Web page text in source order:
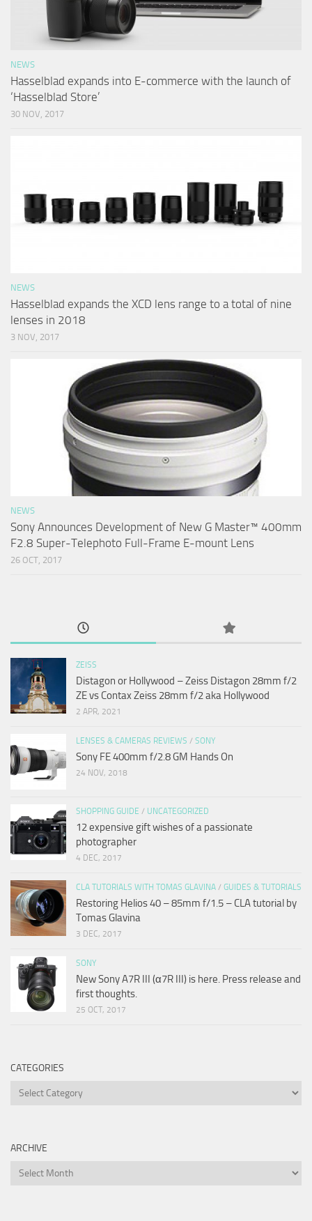
NEWS
Hasselblad expands into E-commerce with the launch of
‘Hasselblad Store’
30 NOV, 2017
NEWS
Hasselblad expands the XCD lens range to a total of nine
lenses in 2018
3 NOV, 2017
NEWS
Sony Announces Development of New G Master™ 400mm
F2.8 Super-Telephoto Full-Frame E-mount Lens
26 OCT, 2017
ZEISS
Distagon or Hollywood – Zeiss Distagon 28mm f/2
ZE vs Contax Zeiss 28mm f/2 aka Hollywood
2 APR, 2021
LENSES & CAMERAS REVIEWS / SONY
Sony FE 400mm f/2.8 GM Hands On
24 NOV, 2018
SHOPPING GUIDE / UNCATEGORIZED
12 expensive gift wishes of a passionate
photographer
4 DEC, 2017
CLA TUTORIALS WITH TOMAS GLAVINA / GUIDES & TUTORIALS
Restoring Helios 40 – 85mm f/1.5 – CLA tutorial by
Tomas Glavina
3 DEC, 2017
SONY
New Sony A7R III (α7R III) is here. Press release and
first thoughts.
25 OCT, 2017
CATEGORIES
Categories
ARCHIVE
Archive